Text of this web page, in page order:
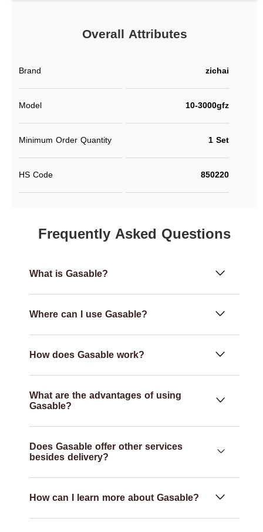
Overall Attributes
Brand zichai
Model 10-3000gfz
Minimum Order Quantity 1 Set
HS Code 850220
Frequently Asked Questions
What is Gasable?
Where can I use Gasable?
How does Gasable work?
What are the advantages of using
Gasable?
Does Gasable offer other services
besides delivery?
How can I learn more about Gasable?